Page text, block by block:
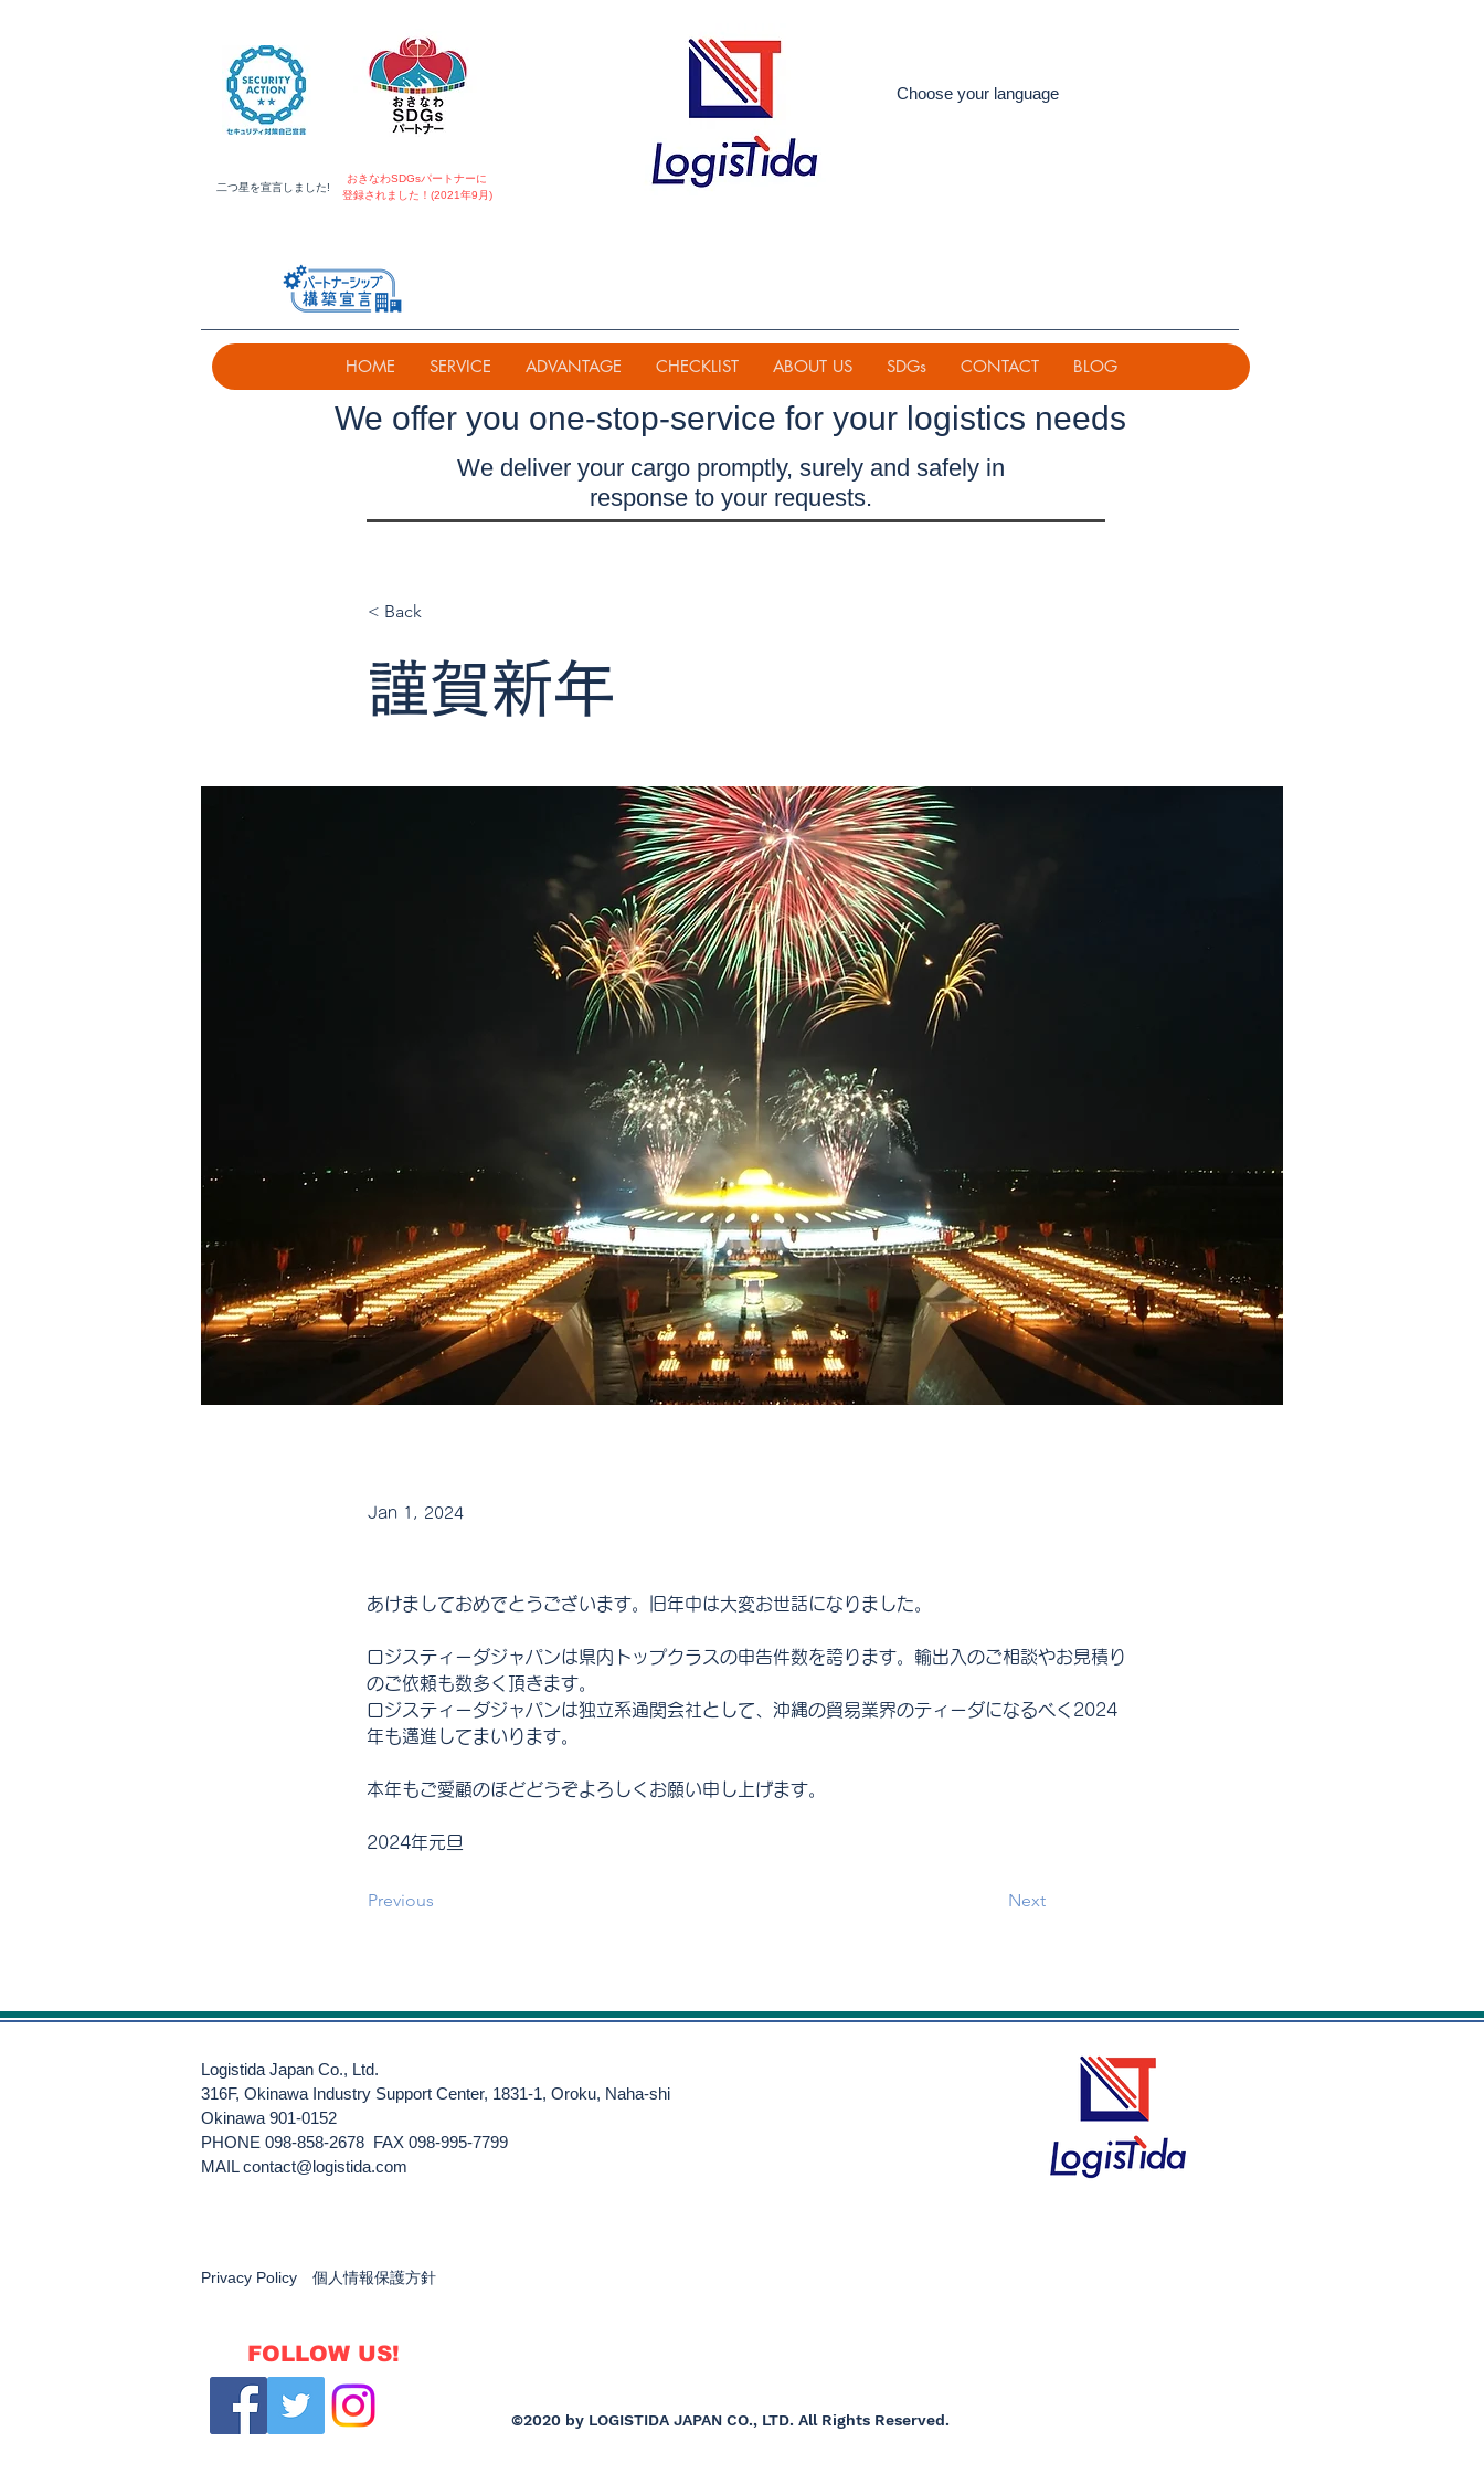
​二つ星を宣言しました!
おきなわSDGsパートナーに
登録されました！(2021年9月)
Choose your language
HOME SERVICE ADVANTAGE CHECKLIST ABOUT US SDGs CONTACT BLOG
​We offer you one-stop-service for your logistics needs
We deliver your cargo promptly, surely and safely in
response to your requests.
< Back
謹賀新年
Jan 1, 2024
あけましておめでとうございます。旧年中は大変お世話になりました。
ロジスティーダジャパンは県内トップクラスの申告件数を誇ります。輸出入のご相談やお見積り
のご依頼も数多く頂きます。
ロジスティーダジャパンは独立系通関会社として、沖縄の貿易業界のティーダになるべく 2024
年も邁進してまいります。
本年もご愛顧のほどどうぞよろしくお願い申し上げます。
2024年元旦
Previous Next
Logistida Japan Co., Ltd.
316F, Okinawa Industry Support Center, 1831-1, Oroku, Naha-shi
Okinawa 901-0152
PHONE 098-858-2678 FAX 098-995-7799
​MAILcontact@logistida.com
Privacy Policy 個人情報保護方針
FOLLOW US!
©2020 by LOGISTIDA JAPAN CO., LTD. All Rights Reserved.